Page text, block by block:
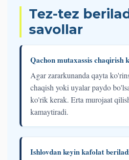
Tez-tez
savollar
Qachon mutaxassis chaqirish
Agar zararkunanda qayta
chaqish yoki uyalar paydo
ko'rik kerak. Erta murojaat
kamaytiradi.
Ishlovdan keyin kafolat